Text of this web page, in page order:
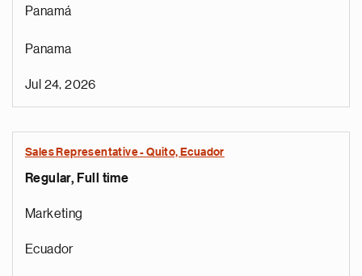
Panamá
Panama
Jul 24, 2026
Sales Representative - Quito, Ecuador
Regular, Full time
Marketing
Ecuador